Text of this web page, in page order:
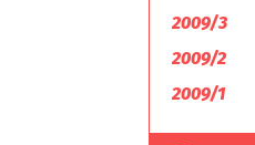
2009/3
2009/2
2009/1